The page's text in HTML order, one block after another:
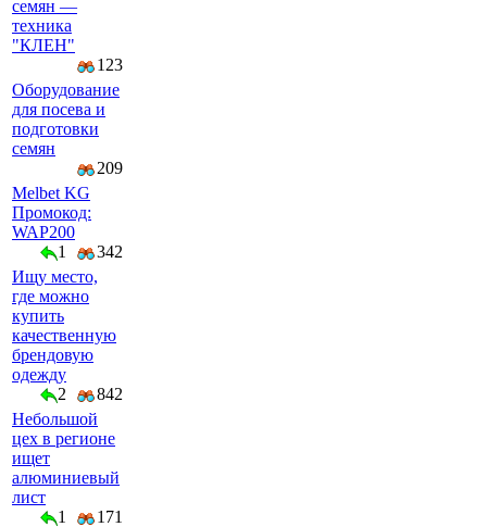
семян —
техника
"КЛЕН"
123
Оборудование
для посева и
подготовки
семян
209
Melbet KG
Промокод:
WAP200
1
342
Ищу место,
где можно
купить
качественную
брендовую
одежду
2
842
Небольшой
цех в регионе
ищет
алюминиевый
лист
1
171